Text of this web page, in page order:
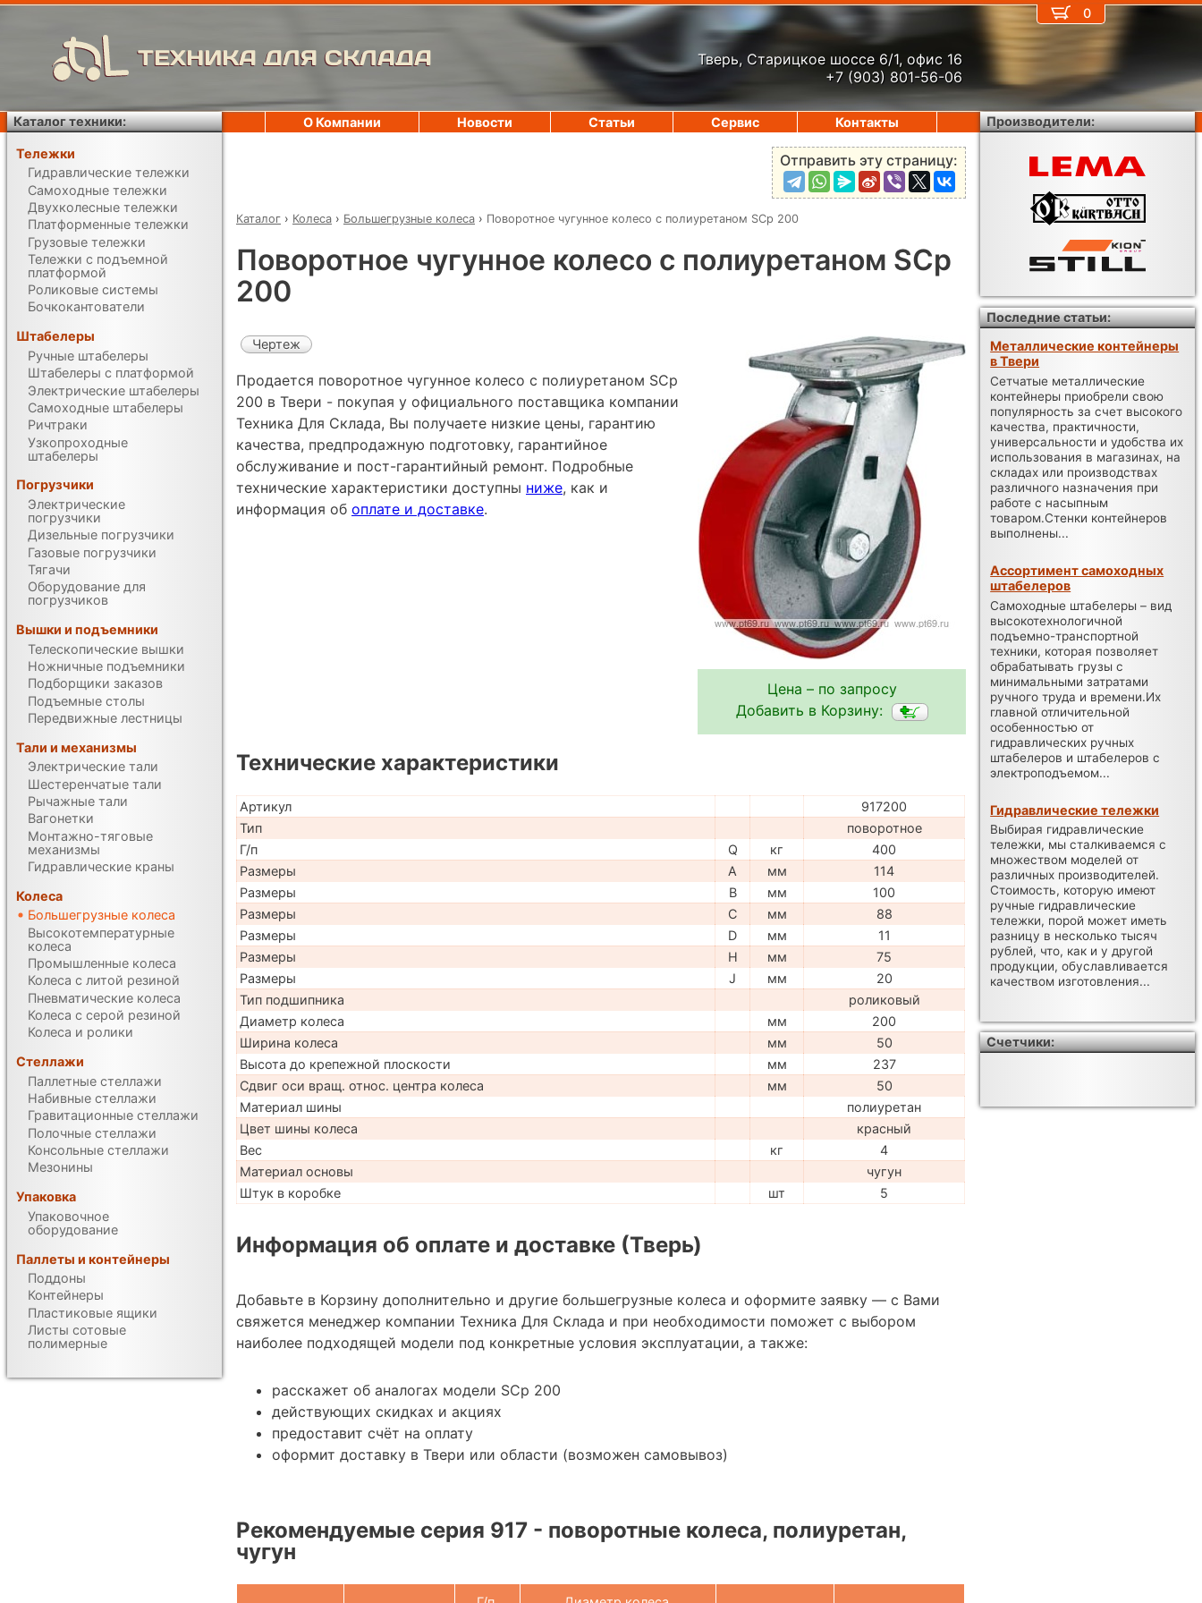
ТЕХНИКА ДЛЯ СКЛАДА
Тверь, Старицкое шоссе 6/1, офис 16
+7 (903) 801-56-06
Отправить эту страницу:
Каталог › Колеса › Большегрузные колеса › Поворотное чугунное колесо с полиуретаном SCp 200
Поворотное чугунное колесо с полиуретаном SCp
200
Цена – по запросу
Добавить в Корзину:
Чертеж
Продается поворотное чугунное колесо с полиуретаном SCp
200 в Твери - покупая у официального поставщика компании
Техника Для Склада, Вы получаете низкие цены, гарантию
качества, предпродажную подготовку, гарантийное
обслуживание и пост-гарантийный ремонт. Подробные
технические характеристики доступны ниже, как и
информация об оплате и доставке.
Технические характеристики
Артикул
917200
Тип
поворотное
Г/п
Q кг
400
Размеры
A мм
114
Размеры
B мм
100
Размеры
C мм
88
Размеры
D мм
11
Размеры
H мм
75
Размеры
J мм
20
Тип подшипника
роликовый
Диаметр колеса
мм
200
Ширина колеса
мм
50
Высота до крепежной плоскости
мм
237
Сдвиг оси вращ. относ. центра колеса
мм
50
Материал шины
полиуретан
Цвет шины колеса
красный
Вес
кг
4
Материал основы
чугун
Штук в коробке
шт 5
Информация об оплате и доставке (Тверь)
Добавьте в Корзину дополнительно и другие большегрузные колеса и оформите заявку — с Вами
свяжется менеджер компании Техника Для Склада и при необходимости поможет с выбором
наиболее подходящей модели под конкретные условия эксплуатации, а также:
расскажет об аналогах модели SCp 200
действующих скидках и акциях
предоставит счёт на оплату
оформит доставку в Твери или области (возможен самовывоз)
Рекомендуемые серия 917 - поворотные колеса, полиуретан,
чугун
0
О Компании Новости Статьи Сервис Контакты
Каталог техники:
Тележки
Гидравлические тележки
Самоходные тележки
Двухколесные тележки
Платформенные тележки
Грузовые тележки
Тележки с подъемной
платформой
Роликовые системы
Бочкокантователи
Штабелеры
Ручные штабелеры
Штабелеры с платформой
Электрические штабелеры
Самоходные штабелеры
Ричтраки
Узкопроходные
штабелеры
Погрузчики
Электрические
погрузчики
Дизельные погрузчики
Газовые погрузчики
Тягачи
Оборудование для
погрузчиков
Вышки и подъемники
Телескопические вышки
Ножничные подъемники
Подборщики заказов
Подъемные столы
Передвижные лестницы
Тали и механизмы
Электрические тали
Шестеренчатые тали
Рычажные тали
Вагонетки
Монтажно-тяговые
механизмы
Гидравлические краны
Колеса
Большегрузные колеса
Высокотемпературные
колеса
Промышленные колеса
Колеса с литой резиной
Пневматические колеса
Колеса с серой резиной
Колеса и ролики
Стеллажи
Паллетные стеллажи
Набивные стеллажи
Гравитационные стеллажи
Полочные стеллажи
Консольные стеллажи
Мезонины
Упаковка
Упаковочное
оборудование
Паллеты и контейнеры
Поддоны
Контейнеры
Пластиковые ящики
Листы сотовые
полимерные
Производители:
Последние статьи:
Металлические контейнеры
в Твери
Сетчатые металлические
контейнеры приобрели свою
популярность за счет высокого
качества, практичности,
универсальности и удобства их
использования в магазинах, на
складах или производствах
различного назначения при
работе с насыпным
товаром.Стенки контейнеров
выполнены...
Ассортимент самоходных
штабелеров
Самоходные штабелеры – вид
высокотехнологичной
подъемно-транспортной
техники, которая позволяет
обрабатывать грузы с
минимальными затратами
ручного труда и времени.Их
главной отличительной
особенностью от
гидравлических ручных
штабелеров и штабелеров с
электроподъемом...
Гидравлические тележки
Выбирая гидравлические
тележки, мы сталкиваемся с
множеством моделей от
различных производителей.
Стоимость, которую имеют
ручные гидравлические
тележки, порой может иметь
разницу в несколько тысяч
рублей, что, как и у другой
продукции, обуславливается
качеством изготовления...
Счетчики: